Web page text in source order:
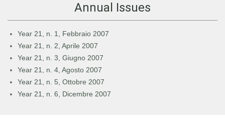
Annual Issues
Year 21, n. 1, Febbraio 2007
Year 21, n. 2, Aprile 2007
Year 21, n. 3, Giugno 2007
Year 21, n. 4, Agosto 2007
Year 21, n. 5, Ottobre 2007
Year 21, n. 6, Dicembre 2007